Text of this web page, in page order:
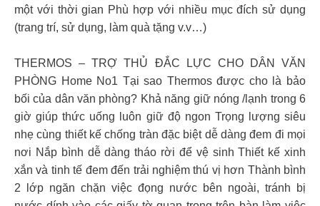
một với thời gian Phù hợp với nhiều mục đích sử dụng
(trang trí, sử dụng, làm quà tặng v.v…)
THERMOS – TRỢ THỦ ĐẮC LỰC CHO DÂN VĂN
PHÒNG Home No1 Tại sao Thermos được cho là bảo
bối của dân văn phòng? Khả năng giữ nóng /lạnh trong 6
giờ giúp thức uống luôn giữ độ ngon Trọng lượng siêu
nhẹ cùng thiết kế chống tràn đặc biệt dễ dàng đem đi mọi
nơi Nắp bình dễ dàng tháo rời để vệ sinh Thiết kế xinh
xắn và tinh tế đem đến trải nghiệm thú vị hơn Thành bình
2 lớp ngăn chặn việc đọng nước bên ngoài, tránh bị